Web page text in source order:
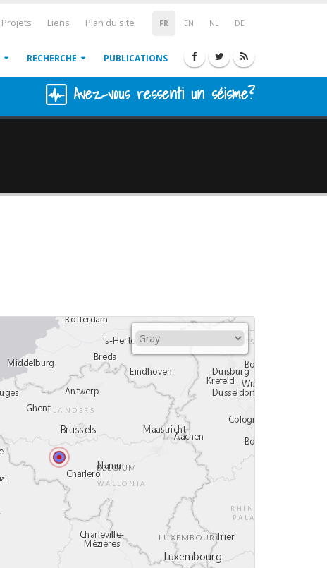
FR EN NL DE
Projets Liens Plan du site
RECHERCHE PUBLICATIONS
Avez-vous ressenti un séisme?